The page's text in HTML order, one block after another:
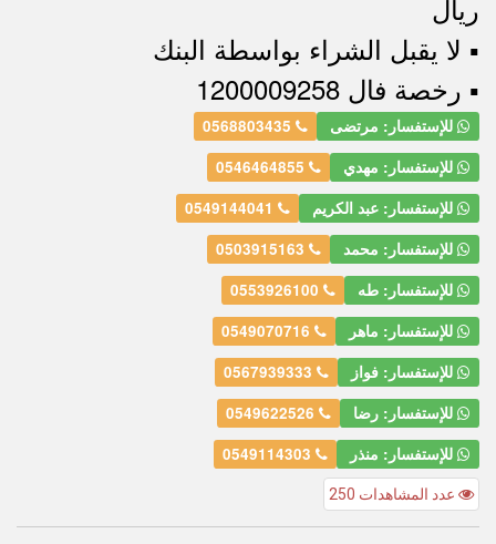
ريال
▪︎ لا يقبل الشراء بواسطة البنك
▪︎ رخصة فال 1200009258
للإستفسار: مرتضى
للإستفسار: مهدي
للإستفسار: عبد الكريم
للإستفسار: محمد
للإستفسار: طه
للإستفسار: ماهر
للإستفسار: فواز
للإستفسار: رضا
للإستفسار: منذر
عدد المشاهدات 250